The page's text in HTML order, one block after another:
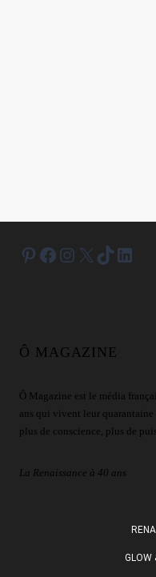
Pinterest
Facebook
Instagram
X TikTok
Ô MAGAZINE
Ô Magazine est le média
ans qui vivent leur quarantaine
plus de conscience, plus de
La Renaissance à 40 ans
GLOW